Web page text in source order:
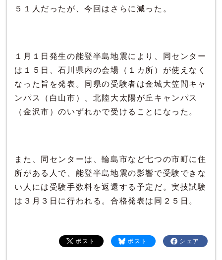
５１人だったが、今回はさらに減った。
１月１日発生の能登半島地震により、同センター
は１５日、石川県内の会場（１カ所）が使えなく
なった旨を発表。同県の受験者は金城大笠間キャ
ンパス（白山市）、北陸大太陽が丘キャンパス
（金沢市）のいずれかで受けることになった。
また、同センターは、輪島市など七つの市町に住
所がある人で、能登半島地震の影響で受験できな
い人には受験手数料を返還する予定だ。実技試験
は３月３日に行われる。合格発表は同２５日。
シェア
ポスト
ポスト